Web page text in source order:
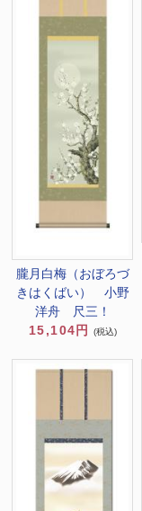
朧月白梅（おぼろづ
きはくばい） 小野
洋舟 尺三！
15,104円
(税込)